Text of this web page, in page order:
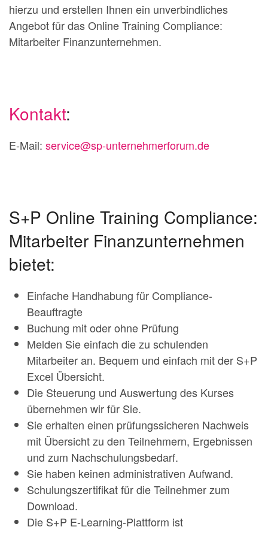
hierzu und erstellen Ihnen ein unverbindliches
Angebot für das Online Training Compliance:
Mitarbeiter Finanzunternehmen.
Kontakt:
E-Mail: service@sp-unternehmerforum.de
S+P Online Training Compliance:
Mitarbeiter Finanzunternehmen
bietet:
Einfache Handhabung für Compliance-
Beauftragte
Buchung mit oder ohne Prüfung
Melden Sie einfach die zu schulenden
Mitarbeiter an. Bequem und einfach mit der S+P
Excel Übersicht.
Die Steuerung und Auswertung des Kurses
übernehmen wir für Sie.
Sie erhalten einen prüfungssicheren Nachweis
mit Übersicht zu den Teilnehmern, Ergebnissen
und zum Nachschulungsbedarf.
Sie haben keinen administrativen Aufwand.
Schulungszertifikat für die Teilnehmer zum
Download.
Die S+P E-Learning-Plattform ist